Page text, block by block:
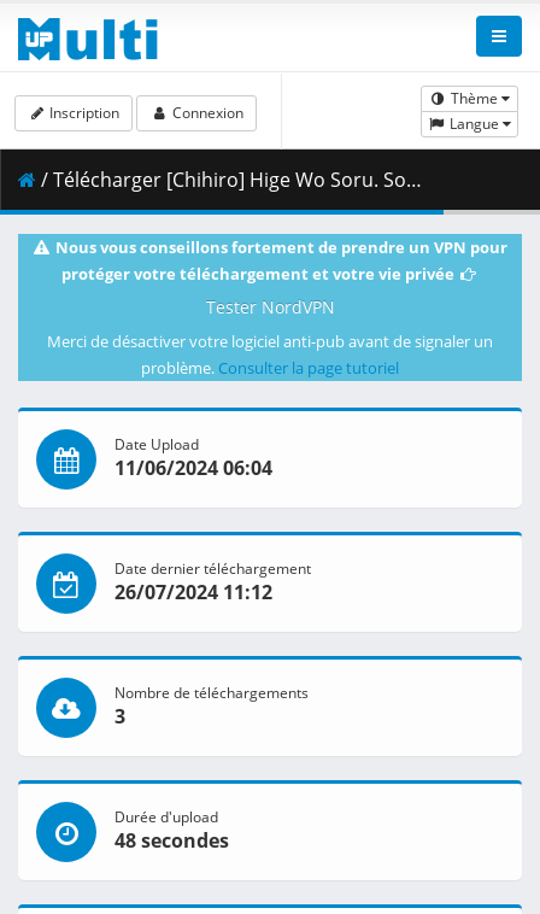
Thème
Langue
Inscription Connexion
/ Télécharger [Chihiro] Hige Wo Soru. Soshite Joshikosei Wo Hirou. - 08 [Blu-ray 1080p HEVC FLAC][C8E81B70].mkv.004 ( 401.37 MB )
Nous vous conseillons fortement de prendre un VPN pour
protéger votre téléchargement et votre vie privée
Tester NordVPN
Merci de désactiver votre logiciel anti-pub avant de signaler un
problème. Consulter la page tutoriel
Date Upload
11/06/2024 06:04
Date dernier téléchargement
26/07/2024 11:12
Nombre de téléchargements
3
Durée d'upload
48 secondes